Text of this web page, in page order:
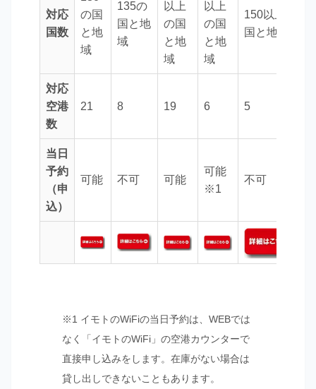
対応
国数
の国
と地
域
135の
国と地
域
以上
の国
と地
域
以上
の国
と地
域
150以上の
国と地域
対応
空港
数
21 8 19 6 5
当日
予約
（申
込）
可能 不可 可能
可能
※1
不可
※1 イモトのWiFiの当日予約は、WEBでは
なく「イモトのWiFi」の空港カウンターで
直接申し込みをします。在庫がない場合は
貸し出しできないこともあります。